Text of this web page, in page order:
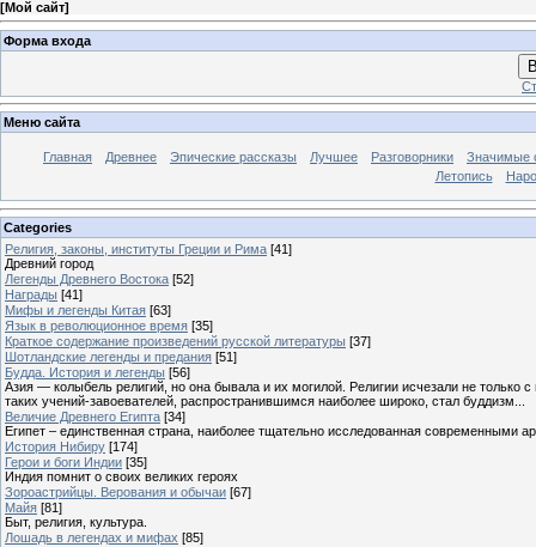
[Мой сайт]
Форма входа
Меню сайта
Главная Древнее Эпические рассказы Лучшее Разговорники
Значимые
Летопись
Categories
Религия, законы, институты Греции и Рима [41]
Древний город
Легенды Древнего Востока [52]
Награды [41]
Мифы и легенды Китая [63]
Язык в революционное время [35]
Краткое содержание произведений русской литературы [37]
Шотландские легенды и предания [51]
Будда. История и легенды [56]
Азия — колыбель религий, но она бывала и их могилой. Религии исчезали не
таких учений-завоевателей, распространившимся наиболее широко, стал буддизм...
Величие Древнего Египта [34]
Египет – единственная страна, наиболее тщательно исследованная современными
История Нибиру [174]
Герои и боги Индии [35]
Индия помнит о своих великих героях
Зороастрийцы. Верования и обычаи [67]
Майя [81]
Быт, религия, культура.
Лошадь в легендах и мифах [85]